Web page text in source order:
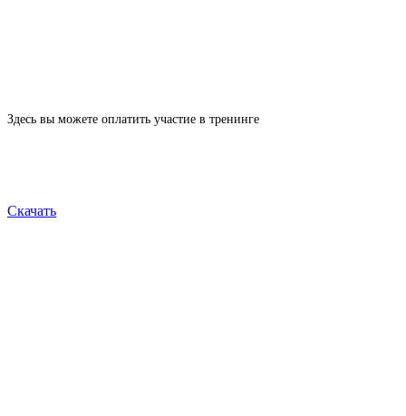
Здесь вы можете оплатить участие в тренинге
Скачать